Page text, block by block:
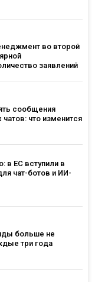
во второй
заявлений
сообщения
что изменится
в ЕС вступили в
чат-ботов и ИИ-
больше не
три года